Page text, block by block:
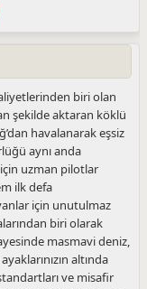
biri olan
şekilde aktaran köklü
havalanarak eşsiz
aynı anda
uzman pilotlar
ilk defa
için unutulmaz
biri olarak
masmavi deniz,
altında
ve misafir